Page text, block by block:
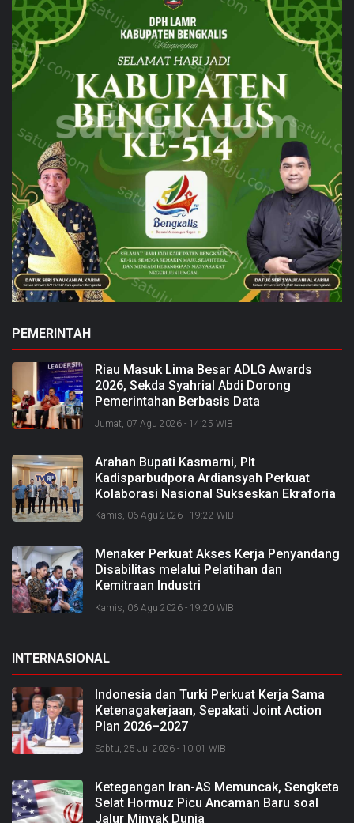
PEMERINTAH
Riau Masuk Lima Besar ADLG Awards
2026, Sekda Syahrial Abdi Dorong
Pemerintahan Berbasis Data
Jumat, 07 Agu 2026 - 14:25 WIB
Arahan Bupati Kasmarni, Plt
Kadisparbudpora Ardiansyah Perkuat
Kolaborasi Nasional Sukseskan Ekraforia
2026 dan Bangun Bengkalis sebagai
Kabupaten Kreatif
Kamis, 06 Agu 2026 - 19:22 WIB
Menaker Perkuat Akses Kerja Penyandang
Disabilitas melalui Pelatihan dan
Kemitraan Industri
Kamis, 06 Agu 2026 - 19:20 WIB
INTERNASIONAL
Indonesia dan Turki Perkuat Kerja Sama
Ketenagakerjaan, Sepakati Joint Action
Plan 2026–2027
Sabtu, 25 Jul 2026 - 10:01 WIB
Ketegangan Iran-AS Memuncak, Sengketa
Selat Hormuz Picu Ancaman Baru soal
Jalur Minyak Dunia